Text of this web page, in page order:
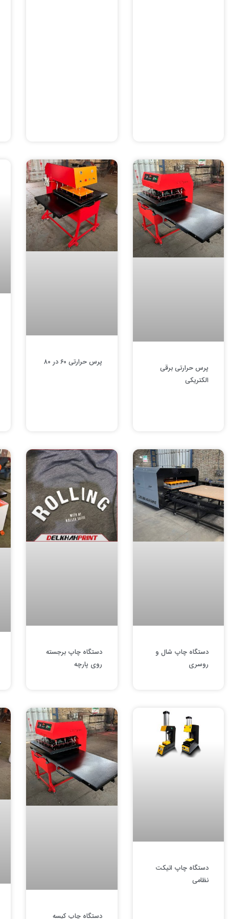
پرس حرارتی برقی
الکتریکی
پرس حرارتی ۶۰ در ۸۰
دستگاه چاپ شال و
روسری
دستگاه چاپ برجسته
روی پارچه
دستگاه چاپ اتیکت
نظامی
دستگاه چاپ کیسه